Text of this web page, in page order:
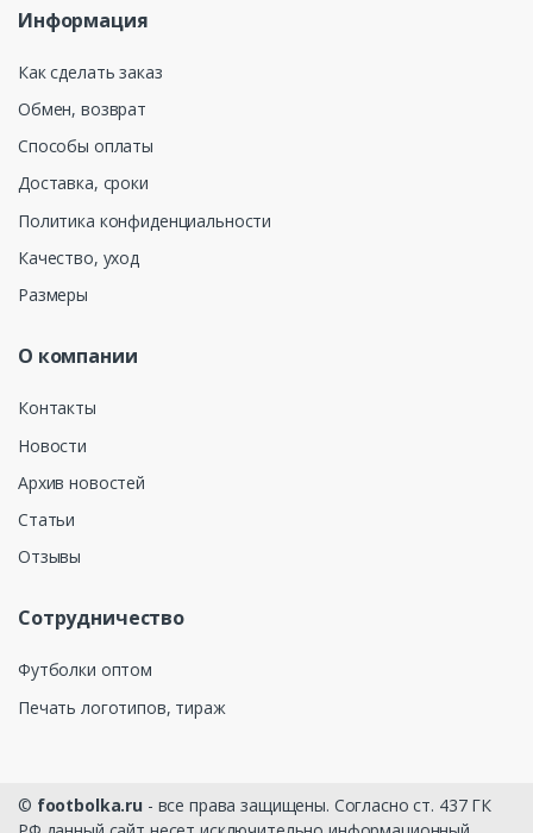
Информация
Как сделать заказ
Обмен, возврат
Способы оплаты
Доставка, сроки
Политика конфиденциальности
Качество, уход
Размеры
О компании
Контакты
Новости
Архив новостей
Статьи
Отзывы
Сотрудничество
Футболки оптом
Печать логотипов, тираж
© footbolka.ru - все права защищены. Согласно ст. 437 ГК